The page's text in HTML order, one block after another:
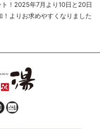
！2025年7月より10日と20日
よりお求めやすくなりました